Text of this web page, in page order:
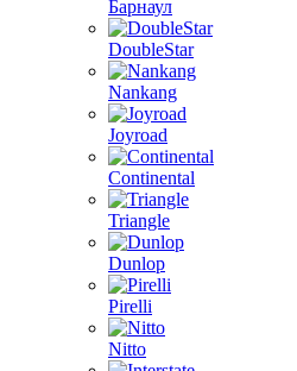
Барнаул
DoubleStar
Nankang
Joyroad
Continental
Triangle
Dunlop
Pirelli
Nitto